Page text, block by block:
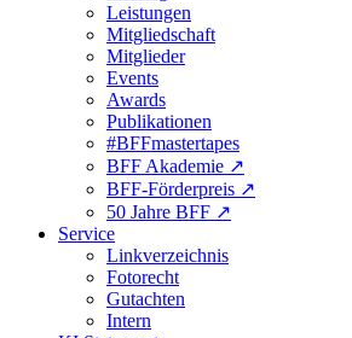
Leistungen
Mitgliedschaft
Mitglieder
Events
Awards
Publikationen
#BFFmastertapes
BFF Akademie ↗︎
BFF-Förderpreis ↗︎
50 Jahre BFF ↗︎
Service
Linkverzeichnis
Fotorecht
Gutachten
Intern